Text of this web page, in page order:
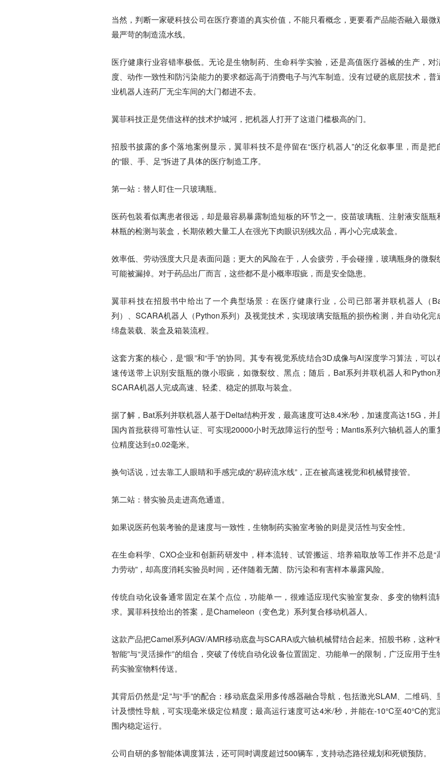
当然，判断一家硬科技公司在医疗赛道的真实价值，不能只看概念，更要看产品能否融入最微
最严苛的制造流水线。
医疗健康行业容错率极低。无论是生物制药、生命科学实验，还是高值医疗器械的生产，对
度、动作一致性和防污染能力的要求都远高于消费电子与汽车制造。没有过硬的底层技术，普
业机器人连药厂无尘车间的大门都进不去。
翼菲科技正是凭借这样的技术护城河，把机器人打开了这道门槛极高的门。
招股书披露的多个落地案例显示，翼菲科技不是停留在“医疗机器人”的泛化叙事里，而是把
的“眼、手、足”拆进了具体的医疗制造工序。
第一站：替人盯住一只玻璃瓶。
医药包装看似离患者很远，却是最容易暴露制造短板的环节之一。疫苗玻璃瓶、注射液安瓿瓶
林瓶的检测与装盒，长期依赖大量工人在强光下肉眼识别残次品，再小心完成装盒。
效率低、劳动强度大只是表面问题；更大的风险在于，人会疲劳，手会碰撞，玻璃瓶身的微裂
可能被漏掉。对于药品出厂而言，这些都不是小概率瑕疵，而是安全隐患。
翼菲科技在招股书中给出了一个典型场景：在医疗健康行业，公司已部署并联机器人（
列）、SCARA机器人（Python系列）及视觉技术， 实现玻璃安瓿瓶的损伤检测，并自动化完
绵盘装载、装盒及箱装流程。
这套方案的核心，是“眼”和“手”的协同。其专有视觉系统结合3D成像与AI深度学习算法，可以
速传送带上识别安瓿瓶的微小瑕疵，如微裂纹、黑点；随后，Bat系列并联机器人和Python
SCARA机器人完成高速、轻柔、稳定的抓取与装盒。
据了解，Bat系列并联机器人基于Delta结构开发，最高速度可达8.4米/秒，加速度高达15G，并
国内首批获得可靠性认证、可实现20000小时无故障运行的型号；Mantis系列六轴机器人的重
位精度达到±0.02毫米。
换句话说，过去靠工人眼睛和手感完成的“易碎流水线”，正在被高速视觉和机械臂接管。
第二站：替实验员走进高危通道。
如果说医药包装考验的是速度与一致性，生物制药实验室考验的则是灵活性与安全性。
在生命科学、CXO企业和创新药研发中，样本流转、试管搬运、培养箱取放等工作并不总是“
力劳动”，却高度消耗实验员时间，还伴随着无菌、防污染和有害样本暴露风险。
传统自动化设备通常固定在某个点位，功能单一，很难适应现代实验室复杂、多变的物料流
求。翼菲科技给出的答案，是Chameleon（变色龙）系列复合移动机器人。
这款产品把Camel系列AGV/AMR移动底盘与SCARA或六轴机械臂结合起来。招股书称，这种“
智能”与“灵活操作”的组合，突破了传统自动化设备位置固定、功能单一的限制，广泛应用于生
药实验室物料传送。
其背后仍然是“足”与“手”的配合：移动底盘采用多传感器融合导航，包括激光SLAM、二维码、
计及惯性导航，可实现毫米级定位精度；最高运行速度可达4米/秒，并能在-10°C至40°C的宽
围内稳定运行。
公司自研的多智能体调度算法，还可同时调度超过500辆车，支持动态路径规划和死锁预防。